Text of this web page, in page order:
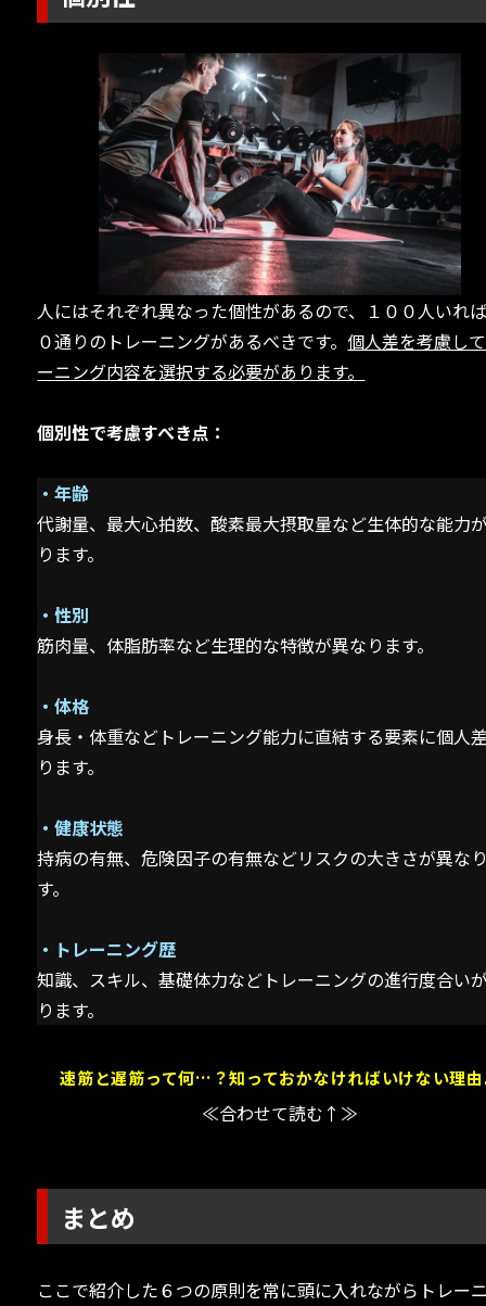
人にはそれぞれ異なった個性があるので、１００人いれ
０通りのトレーニングがあるべきです。 個人差を考慮し
ーニング内容を選択する必要があります。
個別性で考慮すべき点：
・年齢
代謝量、最大心拍数、酸素最大摂取量など生体的な能力
ります。
・性別
筋肉量、体脂肪率など生理的な特徴が異なります。
・体格
身長・体重などトレーニング能力に直結する要素に個人
ります。
・健康状態
持病の有無、危険因子の有無などリスクの大きさが異な
す。
・トレーニング歴
知識、スキル、基礎体力などトレーニングの進行度合い
ります。
速筋と遅筋って何…？知っておかなければいけない理
≪合わせて読む↑≫
まとめ
ここで紹介した６つの原則を常に頭に入れながらトレー